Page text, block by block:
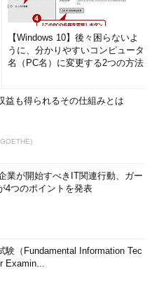
【Windows 10】後々困らないよ
うに、分かりやすいコンピュータ
名（PC名）に変更する2つの方法
益も得られるその仕組みとは
業が開始すべきIT関連行動、ガー
4つのポイントを発表
験（Fundamental Information Tec
Examin...